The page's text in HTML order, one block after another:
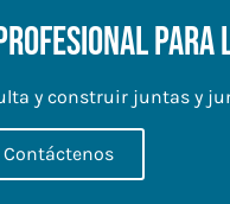
y construir juntas y
Contáctenos